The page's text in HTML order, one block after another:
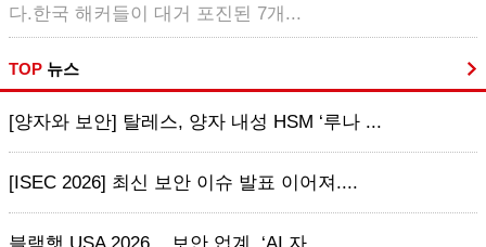
다.한국 해커들이 대거 포진된 7개...
TOP 뉴스
[양자와 보안] 탈레스, 양자 내성 HSM ‘루나 ...
[ISEC 2026] 최신 보안 이슈 발표 이어져....